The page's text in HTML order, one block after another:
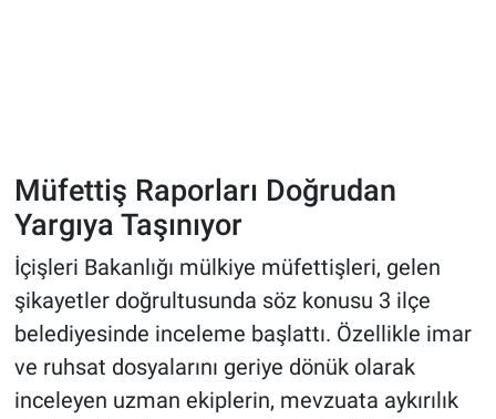
Müfettiş Raporları Doğrudan
Yargıya Taşınıyor
İçişleri Bakanlığı mülkiye müfettişleri, gelen
şikayetler doğrultusunda söz konusu 3 ilçe
belediyesinde inceleme başlattı. Özellikle imar
ve ruhsat dosyalarını geriye dönük olarak
inceleyen uzman ekiplerin, mevzuata aykırılık